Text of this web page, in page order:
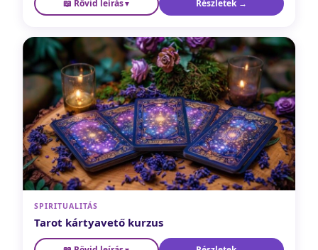
Mélyebb kapcsolódás az angyali energiákhoz, tudatos
angyali kommunikáció és védelem. Megismered az angyali
értelmezni, és elsajátítod azokat a technikákat, amelyekkel
naponta tudatosan kapcsolódhatsz az angyalokhoz.
📖 Rövid leírás▼ Részletek →
SPIRITUALITÁS
Tarot kártyavető kurzus